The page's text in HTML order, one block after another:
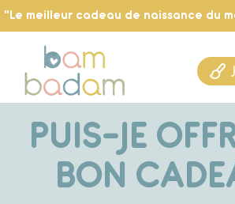
PUIS-JE
BON
"Le meilleur cadeau de naissance du